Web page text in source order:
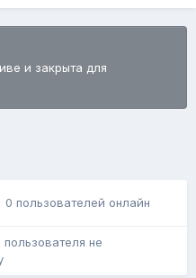
и закрыта для
0 пользователей онлайн
не